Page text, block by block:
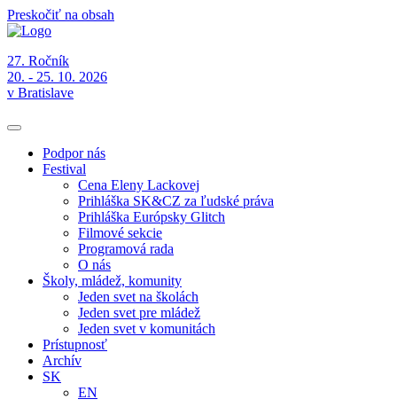
Preskočiť na obsah
27. Ročník
20. - 25. 10. 2026
v Bratislave
Podpor nás
Festival
Cena Eleny Lackovej
Prihláška SK&CZ za ľudské práva
Prihláška Európsky Glitch
Filmové sekcie
Programová rada
O nás
Školy, mládež, komunity
Jeden svet na školách
Jeden svet pre mládež
Jeden svet v komunitách
Prístupnosť
Archív
SK
EN